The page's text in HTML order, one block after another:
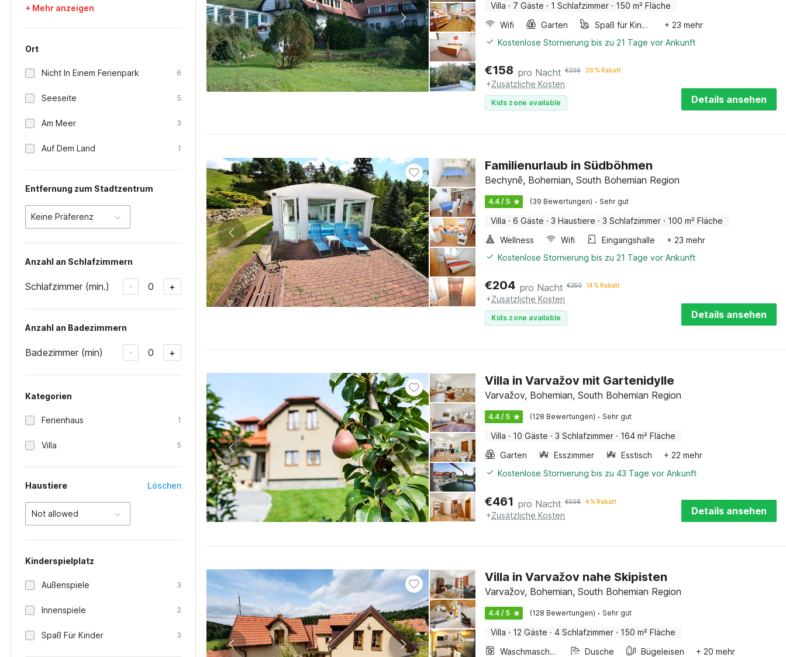
+ Mehr anzeigen
Ort
Nicht In Einem Ferienpark 6
Seeseite 5
Am Meer 3
Auf Dem Land 1
Entfernung zum Stadtzentrum
Keine Präferenz
Anzahl an Schlafzimmern
Schlafzimmer (min.) - 0 +
Anzahl an Badezimmern
Badezimmer (min) - 0 +
Kategorien
Ferienhaus 1
Villa 5
Haustiere Löschen
Not allowed
Kinderspielplatz
Außenspiele 3
Innenspiele 2
Spaß Für Kinder 3
Villa · 7 Gäste · 1 Schlafzimmer · 150 m² Fläche
Wifi
Garten Spaß für Kinder
+ 23 mehr
Kostenlose Stornierung bis zu 21 Tage vor Ankunft
€158 pro Nacht €206 20 % Rabatt
+Zusätzliche Kosten
Kids zone available Details ansehen
Familienurlaub in Südböhmen
Bechyně, Bohemian, South Bohemian Region
4.4 / 5 (39 Bewertungen) · Sehr gut
Villa · 6 Gäste · 3 Haustiere · 3 Schlafzimmer · 100 m² Fläche
Wellness
Wifi Eingangshalle
+ 23 mehr
Kostenlose Stornierung bis zu 21 Tage vor Ankunft
€204 pro Nacht €250 14 % Rabatt
+Zusätzliche Kosten
Kids zone available Details ansehen
Villa in Varvažov mit Gartenidylle
Varvažov, Bohemian, South Bohemian Region
4.4 / 5 (128 Bewertungen) · Sehr gut
Villa · 10 Gäste · 3 Schlafzimmer · 164 m² Fläche
Garten
Esszimmer Esstisch
+ 22 mehr
Kostenlose Stornierung bis zu 43 Tage vor Ankunft
€461 pro Nacht €508 4 % Rabatt
+Zusätzliche Kosten Details ansehen
Villa in Varvažov nahe Skipisten
Varvažov, Bohemian, South Bohemian Region
4.4 / 5 (128 Bewertungen) · Sehr gut
Villa · 12 Gäste · 4 Schlafzimmer · 150 m² Fläche
Waschmaschine
Dusche Bügeleisen
+ 20 mehr